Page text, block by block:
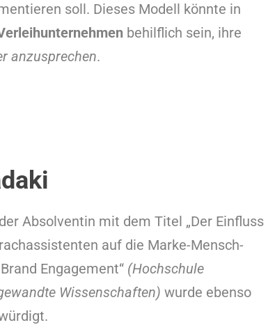
soll. Dieses Modell könnte in
behilflich sein, ihre
anzusprechen.
Absolventin mit dem Titel „Der Einfluss
auf die Marke-Mensch-
Engagement“ (Hochschule
Wissenschaften) wurde ebenso